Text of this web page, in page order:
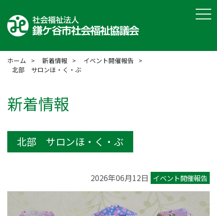
ホーム 新着情報
イベント開催報告
北部 サロンほ・く・ぶ
新着情報
北部 サロンほ・く・ぶ
2026年06月12日 イベント開催報告